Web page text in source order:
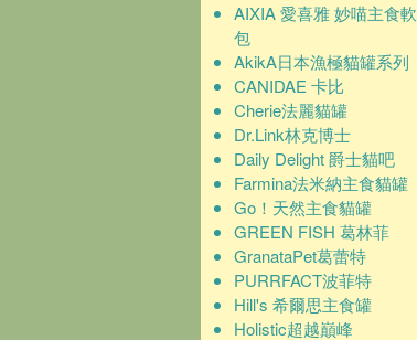
AIXIA 愛喜雅 妙喵主食軟
包
AkikA日本漁極貓罐系列
CANIDAE 卡比
Cherie法麗貓罐
Dr.Link林克博士
Daily Delight 爵士貓吧
Farmina法米納主食貓罐
Go！天然主食貓罐
GREEN FISH 葛林菲
GranataPet葛蕾特
PURRFACT波菲特
Hill's 希爾思主食罐
Holistic超越巔峰